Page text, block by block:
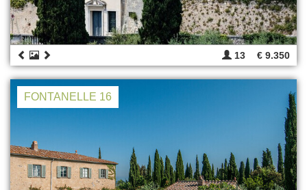
13 € 9.350
FONTANELLE 16